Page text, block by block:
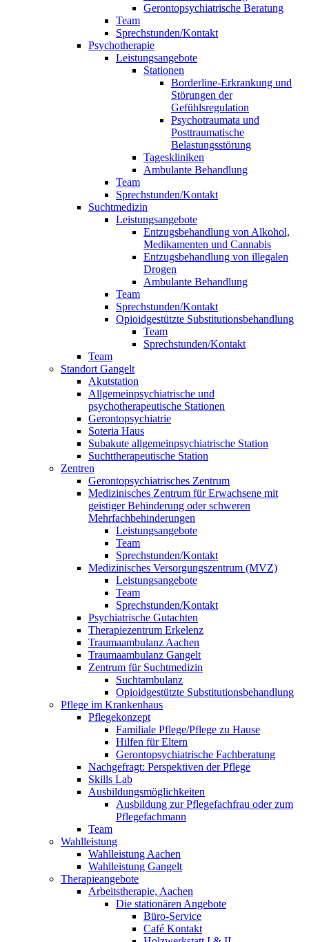
Gerontopsychiatrische Beratung
Team
Sprechstunden/Kontakt
Psychotherapie
Leistungsangebote
Stationen
Borderline-Erkrankung und
Störungen der
Gefühlsregulation
Psychotraumata und
Posttraumatische
Belastungsstörung
Tageskliniken
Ambulante Behandlung
Team
Sprechstunden/Kontakt
Suchtmedizin
Leistungsangebote
Entzugsbehandlung von Alkohol,
Medikamenten und Cannabis
Entzugsbehandlung von illegalen
Drogen
Ambulante Behandlung
Team
Sprechstunden/Kontakt
Opioidgestützte Substitutionsbehandlung
Team
Sprechstunden/Kontakt
Team
Standort Gangelt
Akutstation
Allgemeinpsychiatrische und
psychotherapeutische Stationen
Gerontopsychiatrie
Soteria Haus
Subakute allgemeinpsychiatrische Station
Suchttherapeutische Station
Zentren
Gerontopsychiatrisches Zentrum
Medizinisches Zentrum für Erwachsene mit
geistiger Behinderung oder schweren
Mehrfachbehinderungen
Leistungsangebote
Team
Sprechstunden/Kontakt
Medizinisches Versorgungszentrum (MVZ)
Leistungsangebote
Team
Sprechstunden/Kontakt
Psychiatrische Gutachten
Therapiezentrum Erkelenz
Traumaambulanz Aachen
Traumaambulanz Gangelt
Zentrum für Suchtmedizin
Suchtambulanz
Opioidgestützte Substitutionsbehandlung
Pflege im Krankenhaus
Pflegekonzept
Familiale Pflege/Pflege zu Hause
Hilfen für Eltern
Gerontopsychiatrische Fachberatung
Nachgefragt: Perspektiven der Pflege
Skills Lab
Ausbildungsmöglichkeiten
Ausbildung zur Pflegefachfrau oder zum
Pflegefachmann
Team
Wahlleistung
Wahlleistung Aachen
Wahlleistung Gangelt
Therapieangebote
Arbeitstherapie, Aachen
Die stationären Angebote
Büro-Service
Café Kontakt